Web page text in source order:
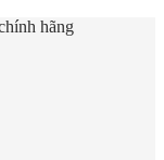
hãng